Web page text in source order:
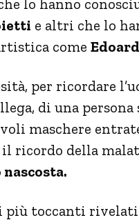
lo hanno
e altri che lo
come
per ricordare
di una
maschere
ricordo della
toccanti rivelati